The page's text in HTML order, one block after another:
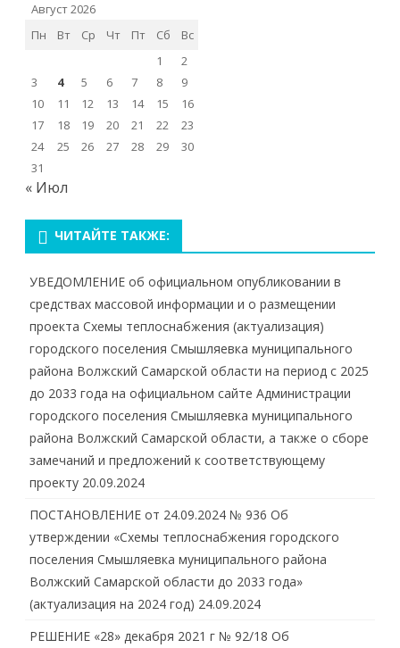
Август 2026
Пн
Вт Ср Чт Пт Сб
Вс
1
2
3
4 5 6 7 8
9
10
11 12 13 14 15
16
17
18 19 20 21 22
23
24
25 26 27 28 29
30
31
« Июл
ЧИТАЙТЕ ТАКЖЕ:
УВЕДОМЛЕНИЕ об официальном опубликовании в
средствах массовой информации и о размещении
проекта Схемы теплоснабжения (актуализация)
городского поселения Смышляевка муниципального
района Волжский Самарской области на период с 2025
до 2033 года на официальном сайте Администрации
городского поселения Смышляевка муниципального
района Волжский Самарской области, а также о сборе
замечаний и предложений к соответствующему
проекту 20.09.2024
ПОСТАНОВЛЕНИЕ от 24.09.2024 № 936 Об
утверждении «Схемы теплоснабжения городского
поселения Смышляевка муниципального района
Волжский Самарской области до 2033 года»
(актуализация на 2024 год) 24.09.2024
РЕШЕНИЕ «28» декабря 2021 г № 92/18 Об